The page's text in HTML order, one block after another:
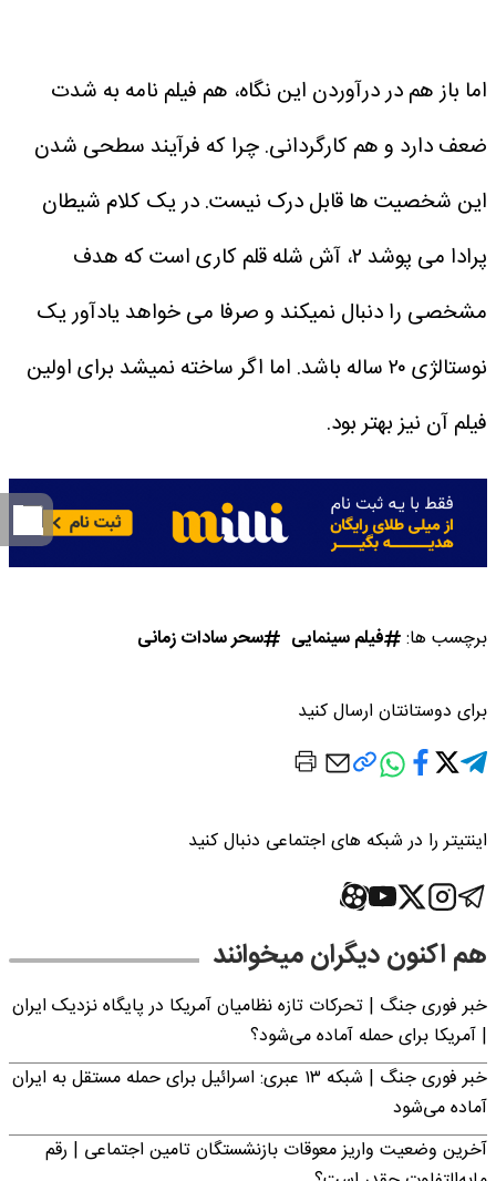
اما باز هم در درآوردن این نگاه، هم فیلم نامه به شدت
ضعف دارد و هم کارگردانی. چرا که فرآیند سطحی شدن
این شخصیت ها قابل درک نیست.در یک کلام شیطان
پرادا می پوشد ۲، آش شله قلم کاری است که هدف
مشخصی را دنبال نمیکند و صرفا می خواهد یادآور یک
نوستالژی ۲۰ ساله باشد. اما اگر ساخته نمیشد برای اولین
فیلم آن نیز بهتر بود.
برچسب ها: فیلم سینمایی سحر سادات زمانی
برای دوستانتان ارسال کنید
اینتیتر را در شبکه های اجتماعی دنبال کنید
هم اکنون دیگران میخوانند
خبر فوری جنگ | تحرکات تازه نظامیان آمریکا در پایگاه نزدیک ایران
| آمریکا برای حمله آماده می‌شود؟
خبر فوری جنگ | شبکه ۱۳ عبری: اسرائیل برای حمله مستقل به ایران
آماده می‌شود
آخرین وضعیت واریز معوقات بازنشستگان تامین اجتماعی | رقم